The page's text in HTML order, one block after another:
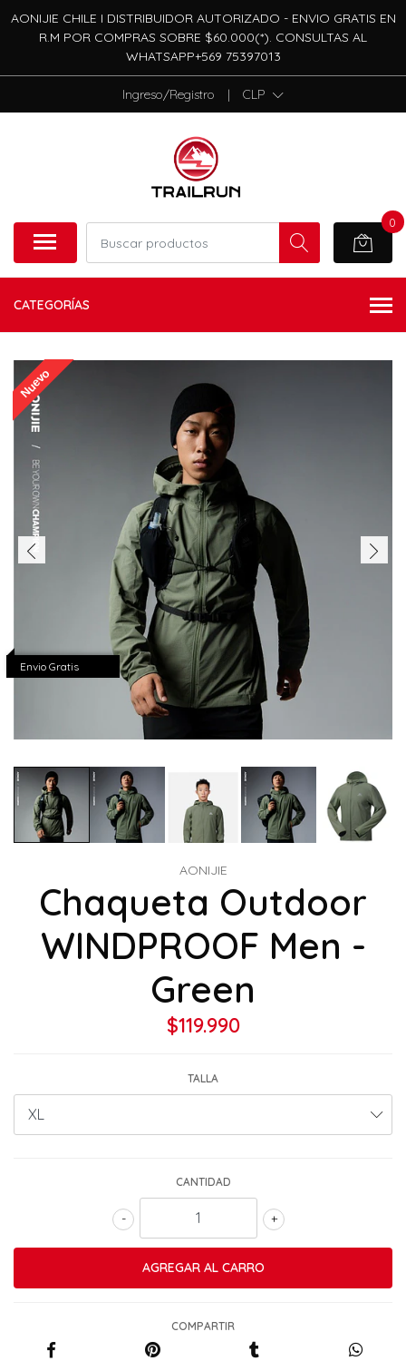
AONIJIE CHILE I DISTRIBUIDOR AUTORIZADO - ENVIO GRATIS EN
R.M POR COMPRAS SOBRE $60.000(*). CONSULTAS AL
WHATSAPP+569 75397013
Ingreso/Registro | CLP
0
CATEGORÍAS
Nuevo
Envio Gratis
AONIJIE
Chaqueta Outdoor
WINDPROOF Men -
Green
$119.990
TALLA
CANTIDAD
+
-
COMPARTIR